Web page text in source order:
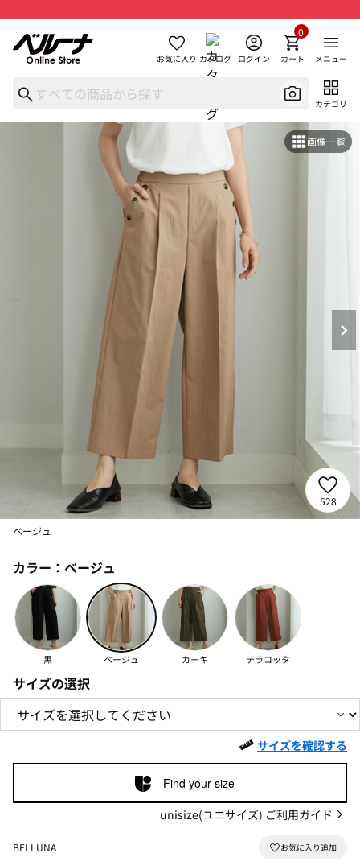
お気に入り カタログ ログイン カート
0
メニュー
カテゴリ
画像一覧
528
ベージュ
カラー： ベージュ
黒 ベージュ カーキ テラコッタ
サイズの選択
サイズを確認する
Find your size
unisize(ユニサイズ) ご利用ガイド
BELLUNA